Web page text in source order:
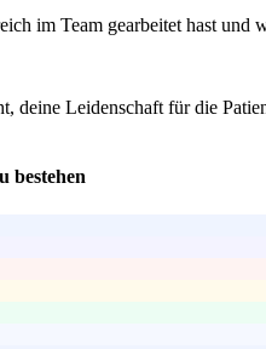
im Team gearbeitet hast und
Leidenschaft für die
bestehen